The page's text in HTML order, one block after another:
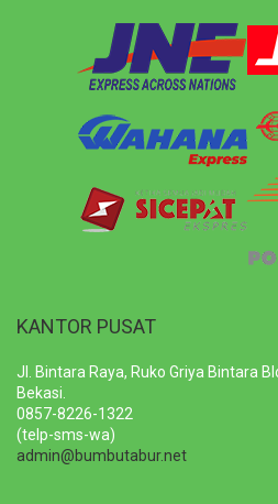
KANTOR PUSAT
Jl. Bintara Raya, Ruko Griya Bintara
Bekasi.
0857-8226-1322
(telp-sms-wa)
admin@bumbutabur.net